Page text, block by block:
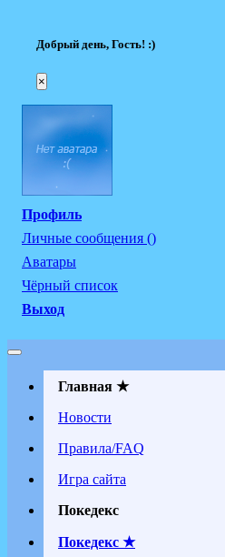
Добрый день, Гость! :)
×
Профиль
Личные сообщения ()
Аватары
Чёрный список
Выход
Главная ★
Новости
Правила/FAQ
Игра сайта
Покедекс
Покедекс ★